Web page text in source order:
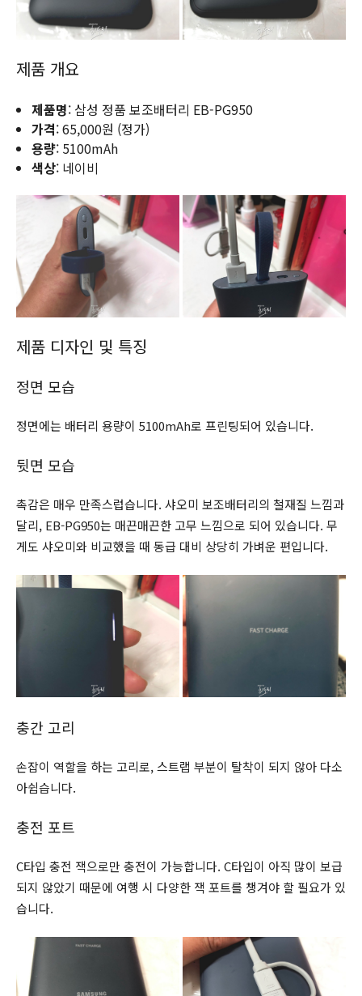
제품 개요
제품명: 삼성 정품 보조배터리 EB-PG950
가격: 65,000원 (정가)
용량: 5100mAh
색상: 네이비
제품 디자인 및 특징
정면 모습
정면에는 배터리 용량이 5100mAh로 프린팅되어 있습니다.
뒷면 모습
촉감은 매우 만족스럽습니다. 샤오미 보조배터리의 철재질 느낌과
달리, EB-PG950는 매끈매끈한 고무 느낌으로 되어 있습니다. 무
게도 샤오미와 비교했을 때 동급 대비 상당히 가벼운 편입니다.
충간 고리
손잡이 역할을 하는 고리로, 스트랩 부분이 탈착이 되지 않아 다소
아쉽습니다.
충전 포트
C타입 충전 잭으로만 충전이 가능합니다. C타입이 아직 많이 보급
되지 않았기 때문에 여행 시 다양한 잭 포트를 챙겨야 할 필요가 있
습니다.